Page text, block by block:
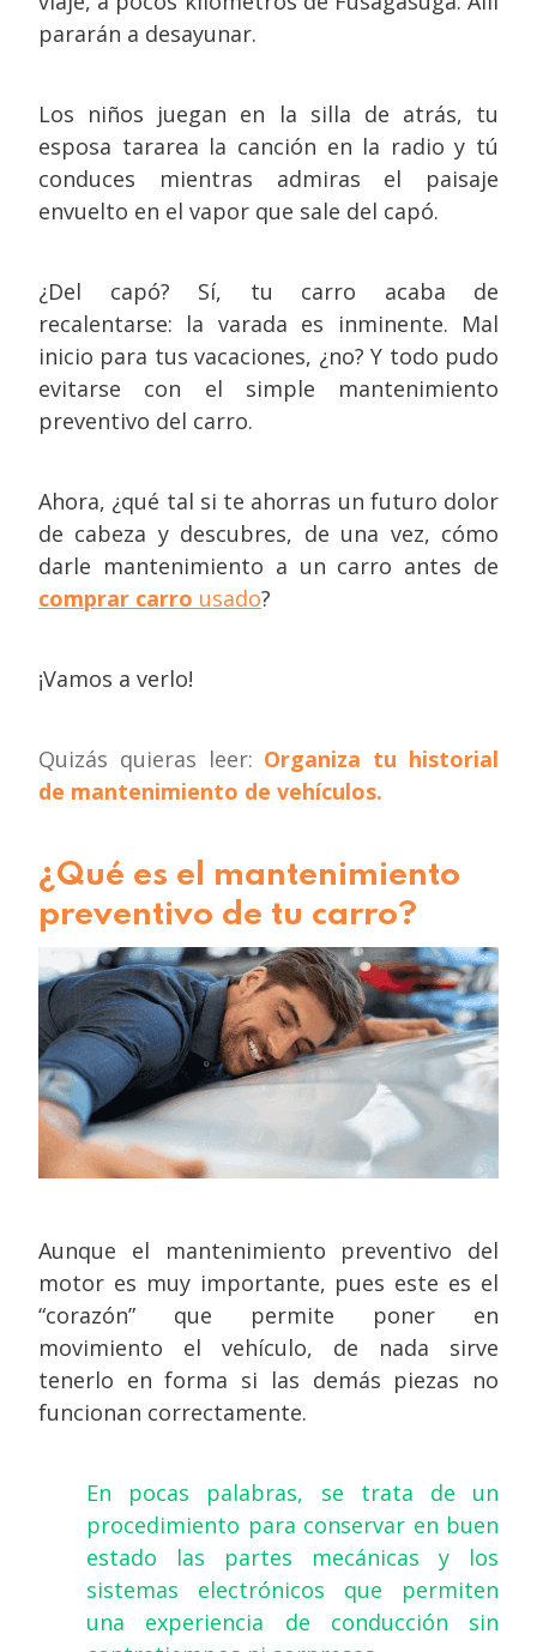
pararán a desayunar.
Los niños juegan en la silla de atrás, tu
esposa tararea la canción en la radio y tú
conduces mientras admiras el paisaje
envuelto en el vapor que sale del capó.
¿Del capó? Sí, tu carro acaba de
recalentarse: la varada es inminente. Mal
inicio para tus vacaciones, ¿no? Y todo pudo
evitarse con el simple mantenimiento
preventivo del carro.
Ahora, ¿qué tal si te ahorras un futuro dolor
de cabeza y descubres, de una vez, cómo
darle mantenimiento a un carro antes de
comprar carro usado?
¡Vamos a verlo!
Quizás quieras leer: Organiza tu historial
de mantenimiento de vehículos.
¿Qué es el mantenimiento
preventivo de tu carro?
Aunque el mantenimiento preventivo del
motor es muy importante, pues este es el
“corazón” que permite poner en
movimiento el vehículo, de nada sirve
tenerlo en forma si las demás piezas no
funcionan correctamente.
En pocas palabras, se trata de un
procedimiento para conservar en buen
estado las partes mecánicas y los
sistemas electrónicos que permiten
una experiencia de conducción sin